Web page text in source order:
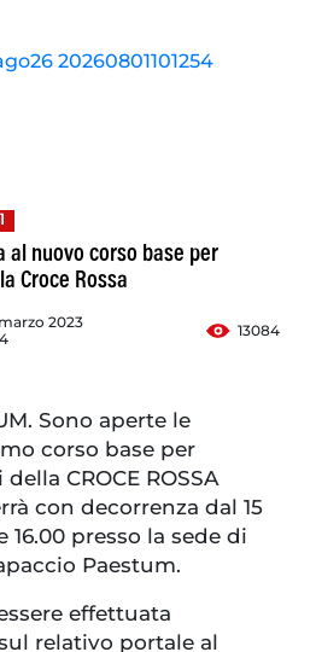
al nuovo corso base per
Croce Rossa
2023
13084
Sono aperte le
corso base per
CROCE ROSSA
con decorrenza dal 15
16.00 presso la sede di
Paestum.
effettuata
relativo portale al